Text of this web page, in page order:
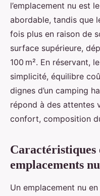
l’emplacement nu est
abordable, tandis que
fois plus en raison de
surface supérieure,
100 m². En réservant,
simplicité, équilibre
dignes d’un camping
répond à des attentes
confort, composition
Caractéristiques
emplacements
Un emplacement nu